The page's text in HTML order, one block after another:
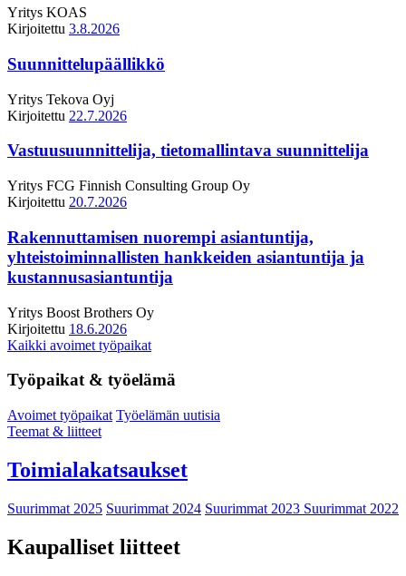
Yritys KOAS
Kirjoitettu 3.8.2026
Suunnittelupäällikkö
Yritys Tekova Oyj
Kirjoitettu 22.7.2026
Vastuusuunnittelija, tietomallintava suunnittelija
Yritys FCG Finnish Consulting Group Oy
Kirjoitettu 20.7.2026
Rakennuttamisen nuorempi asiantuntija,
yhteistoiminnallisten hankkeiden asiantuntija ja
kustannusasiantuntija
Yritys Boost Brothers Oy
Kirjoitettu 18.6.2026
Kaikki avoimet työpaikat
Työpaikat & työelämä
Avoimet työpaikat Työelämän uutisia
Teemat & liitteet
Toimialakatsaukset
Suurimmat 2025 Suurimmat 2024 Suurimmat 2023 Suurimmat 2022
Kaupalliset liitteet